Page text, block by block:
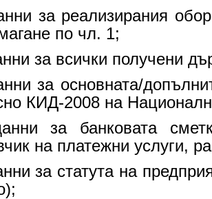
за реализирания
по чл. 1;
за всички получени
за основната/
КИД-2008 на
за банковата
на платежни услуги,
за статута на